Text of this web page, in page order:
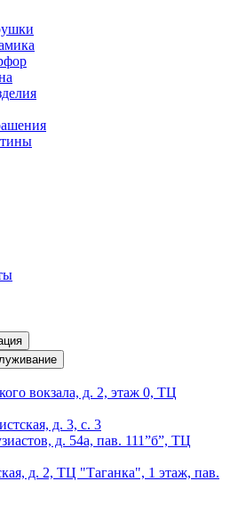
вокзала, д. 2, этаж 0, ТЦ
д. 3, с. 3
д. 54а, пав. 111”б”, ТЦ
д. 2, ТЦ "Таганка", 1 этаж, пав.